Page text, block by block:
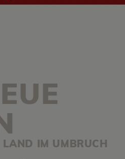
IM UMBRUCH